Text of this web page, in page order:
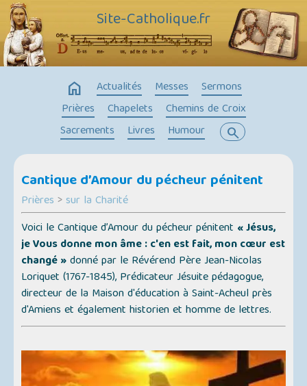
Site-Catholique.fr
home Actualités Messes
Sermons
Prières
Chapelets
Chemins de Croix
Sacrements
Livres Humour search
Cantique d’Amour du pécheur pénitent
Prières >sur la Charité
Voici le Cantique d’Amour du pécheur pénitent « Jésus,
je Vous donne mon âme : c'en est fait, mon cœur est
changé »donné par le Révérend Père Jean-Nicolas
Loriquet (1767-1845), Prédicateur Jésuite pédagogue,
directeur de la Maison d'éducation à Saint-Acheul près
d'Amiens et également historien et homme de lettres.